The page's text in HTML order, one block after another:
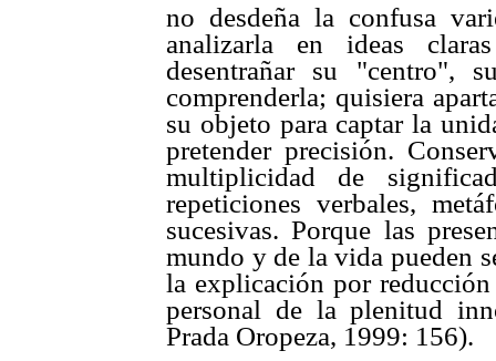
no desdeña la confusa
analizarla en ideas
desentrañar su "centro",
comprenderla; quisiera
su objeto para captar la
pretender precisión.
multiplicidad de
repeticiones verbales,
sucesivas. Porque las
mundo y de la vida pueden
la explicación por
personal de la plenitud
Prada Oropeza, 1999: 156).